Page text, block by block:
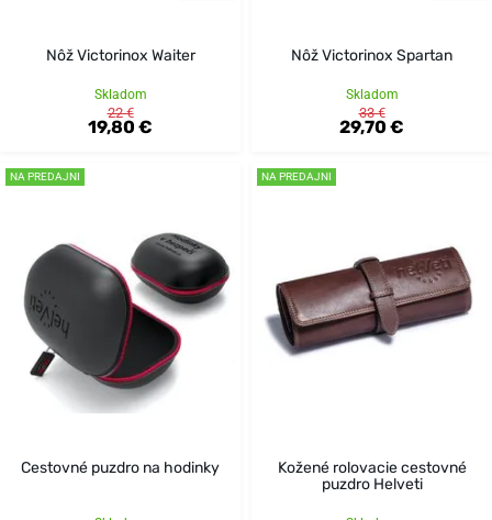
Nôž Victorinox Waiter
Skladom
22 €
19,80 €
Nôž Victorinox Spartan
Skladom
33 €
29,70 €
NA PREDAJNI
Cestovné puzdro na hodinky
NA PREDAJNI
Kožené rolovacie cestovné
puzdro Helveti